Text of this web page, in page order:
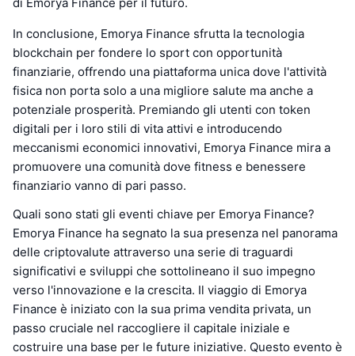
In conclusione, Emorya Finance sfrutta la tecnologia
blockchain per fondere lo sport con opportunità
finanziarie, offrendo una piattaforma unica dove l'attività
fisica non porta solo a una migliore salute ma anche a
potenziale prosperità. Premiando gli utenti con token
digitali per i loro stili di vita attivi e introducendo
meccanismi economici innovativi, Emorya Finance mira a
promuovere una comunità dove fitness e benessere
finanziario vanno di pari passo.
Quali sono stati gli eventi chiave per Emorya Finance?
Emorya Finance ha segnato la sua presenza nel panorama
delle criptovalute attraverso una serie di traguardi
significativi e sviluppi che sottolineano il suo impegno
verso l'innovazione e la crescita. Il viaggio di Emorya
Finance è iniziato con la sua prima vendita privata, un
passo cruciale nel raccogliere il capitale iniziale e
costruire una base per le future iniziative. Questo evento è